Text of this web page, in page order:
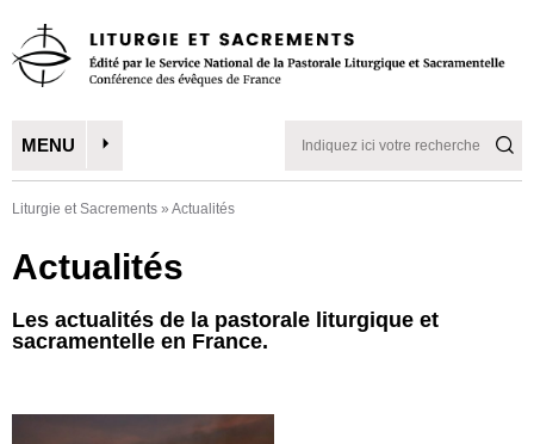
MENU
Liturgie et Sacrements » Actualités
Actualités
Les actualités de la pastorale liturgique et
sacramentelle en France.